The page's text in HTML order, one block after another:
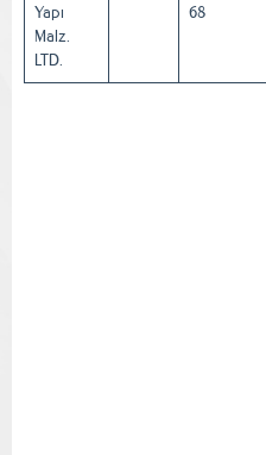
Yapı
Malz.
LTD.
68